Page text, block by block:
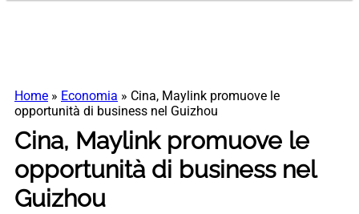
Home » Economia » Cina, Maylink promuove le
opportunità di business nel Guizhou
Cina, Maylink promuove le
opportunità di business nel
Guizhou